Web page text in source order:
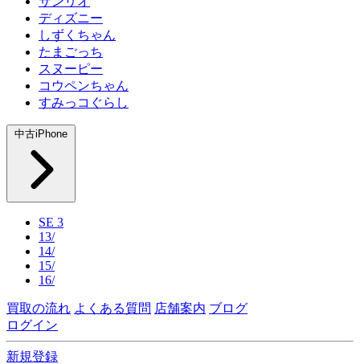
ディズニー
しずくちゃん
たまごっち
スヌーピー
コウペンちゃん
すみっコぐらし
中古iPhone
SE 3
13/
14/
15/
16/
買取の流れ よくある質問 店舗案内 ブログ
ログイン
新規登録